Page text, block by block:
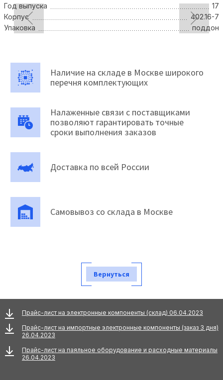
Год выпуска
17
Корпус
402.16-7
Упаковка
поддон
Наличие на складе в Москве широкого
перечня комплектующих
Налаженные связи с поставщиками
позволяют гарантировать точные
сроки выполнения заказов
Доставка по всей России
Самовывоз со склада в Москве
Вернуться
Прайс-лист на электронные компоненты (склад) 06.04.2023
Прайс-лист на импортные электронные компоненты (заказ 3 дня)
26.04.2023
Прайс-лист на паяльное оборудование и расходные материалы
26.04.2023